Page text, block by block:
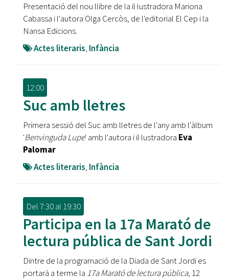
Presentació del nou llibre de la il·lustradora Mariona
Cabassa i l'autora Olga Cercòs, de l'editorial El Cep i la
Nansa Edicions.
Actes literaris, Infància
12:00
Suc amb lletres
Primera sessió del Suc amb lletres de l'any amb l'àlbum
'Benvinguda Lupe' amb l'autora i il·lustradora Eva
Palomar
Actes literaris, Infància
Del7:30al 19:30
Participa en la 17a Marató de
lectura pública de Sant Jordi
Dintre de la programació de la Diada de Sant Jordi es
portarà a terme la 17a Marató de lectura pública, 12